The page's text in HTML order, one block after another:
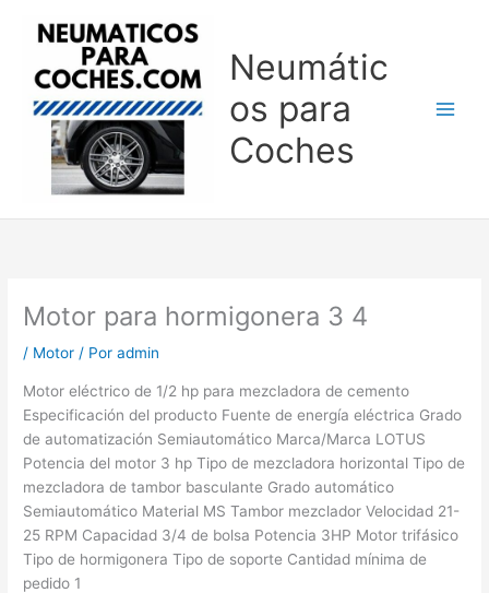
Neumátic
os para
Coches
Motor para hormigonera 3 4
/ Motor / Poradmin
Motor eléctrico de 1/2 hp para mezcladora de cemento
Especificación del producto Fuente de energía eléctrica Grado
de automatización Semiautomático Marca/Marca LOTUS
Potencia del motor 3 hp Tipo de mezcladora horizontal Tipo de
mezcladora de tambor basculante Grado automático
Semiautomático Material MS Tambor mezclador Velocidad 21-
25 RPM Capacidad 3/4 de bolsa Potencia 3HP Motor trifásico
Tipo de hormigonera Tipo de soporte Cantidad mínima de
pedido 1